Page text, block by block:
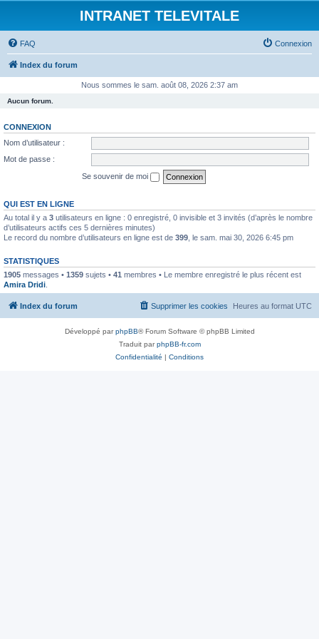
INTRANET TELEVITALE
FAQ Connexion
Index du forum
Nous sommes le sam. août 08, 2026 2:37 am
Aucun forum.
CONNEXION
Nom d’utilisateur :
Mot de passe :
Se souvenir de moi
QUI EST EN LIGNE
Au total il y a 3 utilisateurs en ligne : 0 enregistré, 0 invisible et 3 invités (d’après le nombre
d’utilisateurs actifs ces 5 dernières minutes)
Le record du nombre d’utilisateurs en ligne est de 399 , le sam. mai 30, 2026 6:45 pm
STATISTIQUES
1905 messages • 1359 sujets • 41 membres • Le membre enregistré le plus récent est
Amira Dridi
Index du forum Heures au format UTC
Supprimer les cookies
Développé parphpBB® Forum Software © phpBB Limited
Traduit parphpBB-fr.com
Confidentialité | Conditions